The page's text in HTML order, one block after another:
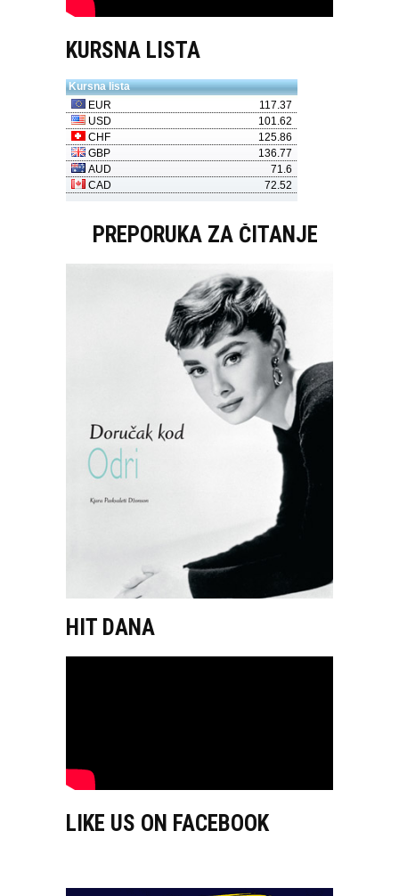
KURSNA LISTA
PREPORUKA ZA ČITANJE
HIT DANA
LIKE US ON FACEBOOK